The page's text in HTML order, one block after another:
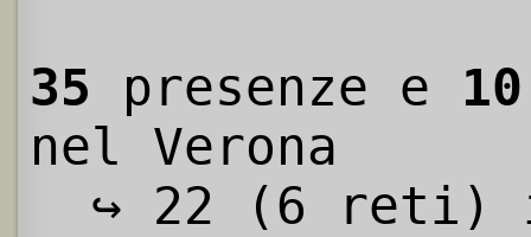
35 presenze e 10
nel Verona
↪ 22 (6 reti)